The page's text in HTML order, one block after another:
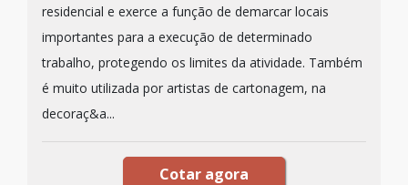
residencial e exerce a função de demarcar locais
importantes para a execução de determinado
trabalho, protegendo os limites da atividade. Também
é muito utilizada por artistas de cartonagem, na
decoraç&a...
Cotar agora